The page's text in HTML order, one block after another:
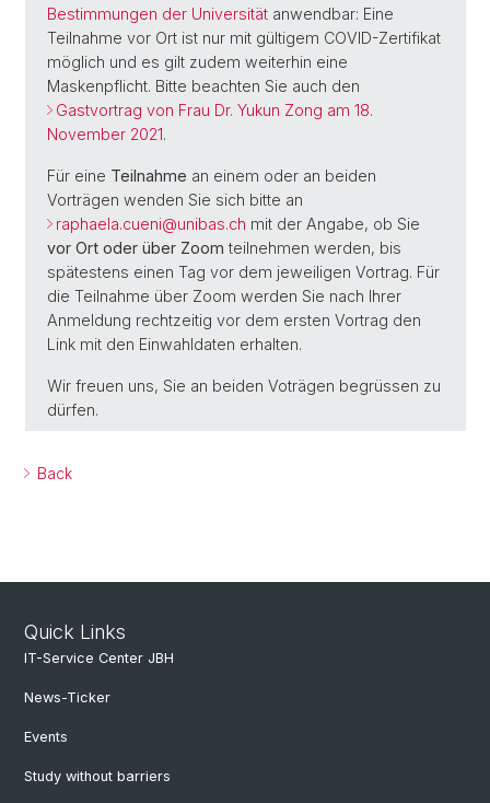
Bestimmungen der Universität anwendbar: Eine
Teilnahme vor Ort ist nur mit gültigem COVID-Zertifikat
möglich und es gilt zudem weiterhin eine
Maskenpflicht. Bitte beachten Sie auch den
Gastvortrag von Frau Dr. Yukun Zong am 18.
November 2021.
Für eine Teilnahme an einem oder an beiden
Vorträgen wenden Sie sich bitte an
raphaela.cueni@unibas.ch mit der Angabe, ob Sie
vor Ort oder über Zoom teilnehmen werden, bis
spätestens einen Tag vor dem jeweiligen Vortrag. Für
die Teilnahme über Zoom werden Sie nach Ihrer
Anmeldung rechtzeitig vor dem ersten Vortrag den
Link mit den Einwahldaten erhalten.
Wir freuen uns, Sie an beiden Voträgen begrüssen zu
dürfen.
Back
Quick Links
IT-Service Center JBH
News-Ticker
Events
Study without barriers